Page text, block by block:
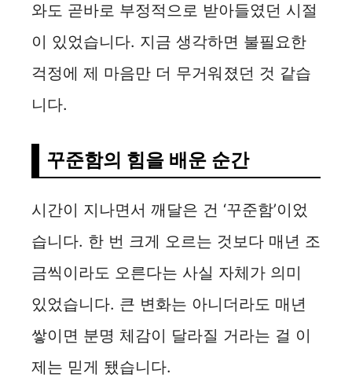
와도 곧바로 부정적으로 받아들였던 시절
이 있었습니다. 지금 생각하면 불필요한
걱정에 제 마음만 더 무거워졌던 것 같습
니다.
꾸준함의 힘을 배운 순간
시간이 지나면서 깨달은 건 ‘꾸준함’이었
습니다. 한 번 크게 오르는 것보다 매년 조
금씩이라도 오른다는 사실 자체가 의미
있었습니다. 큰 변화는 아니더라도 매년
쌓이면 분명 체감이 달라질 거라는 걸 이
제는 믿게 됐습니다.